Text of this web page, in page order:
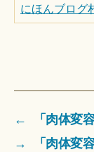
にほんブログ
←
「肉体変
→
「肉体変